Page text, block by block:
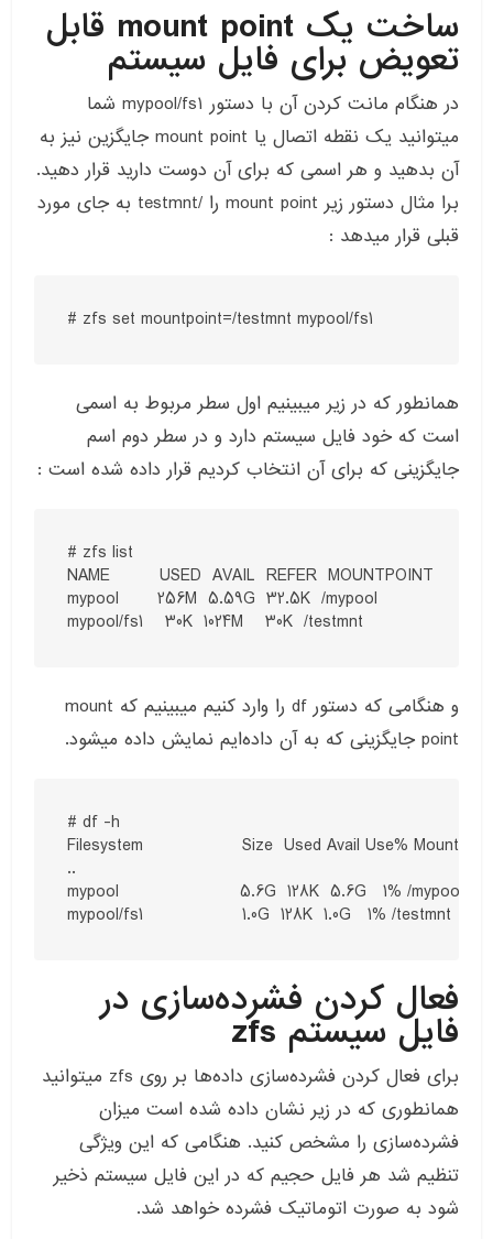
ساخت یک mount point قابل
تعویض برای فایل سیستم
در هنگام مانت کردن آن با دستور mypool/fs1 شما
میتوانید یک نقطه اتصال یا mount point جایگزین نیز به
آن بدهید و هر اسمی که برای آن دوست دارید قرار دهید.
برا مثال دستور زیر mount point را /testmnt به جای مورد
قبلی قرار میدهد :
# zfs set mountpoint=/testmnt mypool/fs1
همانطور که در زیر میبینیم اول سطر مربوط به اسمی
است که خود فایل سیستم دارد و در سطر دوم اسم
جایگزینی که برای آن انتخاب کردیم قرار داده شده است :
# zfs list
NAME         USED  AVAIL  REFER  MOUNTPOINT
mypool       256M  5.59G  32.5K  /mypool
mypool/fs1    30K  1024M    30K  /testmnt
و هنگامی که دستور df را وارد کنیم میبینیم که mount
point جایگزینی که به آن داده‌ایم نمایش داده میشود.
# df -h
Filesystem                  Size  Used Avail Use% Mounted
..
mypool                      5.6G  128K  5.6G   1% /mypool
فعال کردن فشرده‌سازی در
فایل سیستم zfs
برای فعال کردن فشرده‌سازی داده‌ها بر روی zfs میتوانید
همانطوری که در زیر نشان داده شده است میزان
فشرده‌سازی را مشخص کنید. هنگامی که این ویژگی
تنظیم شد هر فایل حجیم که در این فایل سیستم ذخیر
شود به صورت اتوماتیک فشرده خواهد شد.